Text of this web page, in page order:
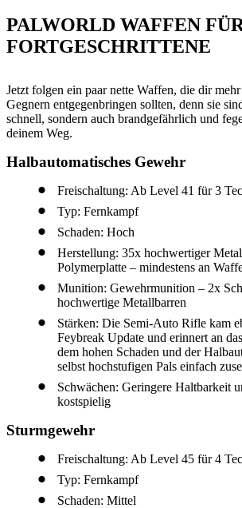
PALWORLD WAFFEN
FORTGESCHRITTENE
Jetzt folgen ein paar nette Waffen, die dir
Gegnern entgegenbringen sollten, denn sie
schnell, sondern auch brandgefährlich und
deinem Weg.
Halbautomatisches Gewehr
Freischaltung: Ab Level 41 für 3
Typ: Fernkampf
Schaden: Hoch
Herstellung: 35x hochwertiger
Polymerplatte – mindestens an
Munition: Gewehrmunition – 2x
hochwertige Metallbarren
Stärken: Die Semi-Auto Rifle kam
Feybreak Update und erinnert an
dem hohen Schaden und der
selbst hochstufigen Pals einfach
Schwächen: Geringere Haltbarkeit
kostspielig
Sturmgewehr
Freischaltung: Ab Level 45 für 4
Typ: Fernkampf
Schaden: Mittel